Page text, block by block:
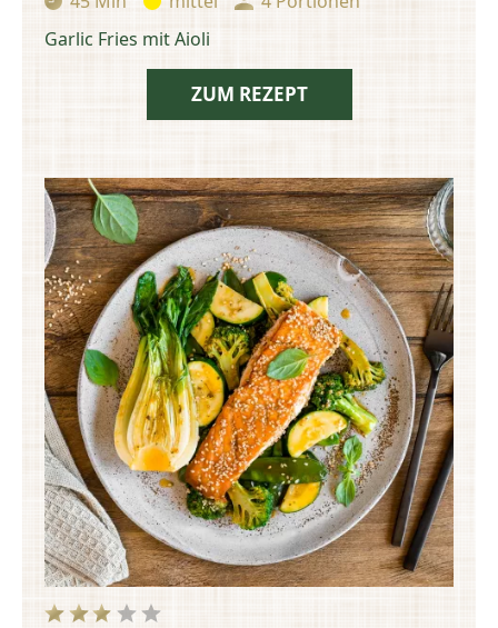
Zubereitungszeit:Schwierigkeit:Portionen:
Garlic Fries mit Aioli
ZUM REZEPT